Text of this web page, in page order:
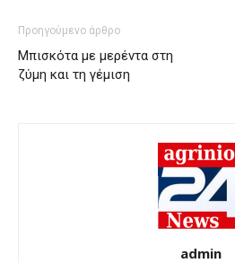
Προηγούμενο άρθρο
Μπισκότα με μερέντα στη
ζύμη και τη γέμιση
admin